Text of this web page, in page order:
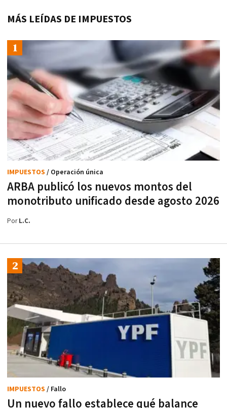
MÁS LEÍDAS DE IMPUESTOS
ARBA publicó los nuevos montos del
monotributo unificado desde agosto 2026
IMPUESTOS / Operación única
PorL.C.
Un nuevo fallo establece qué balance
IMPUESTOS / Fallo